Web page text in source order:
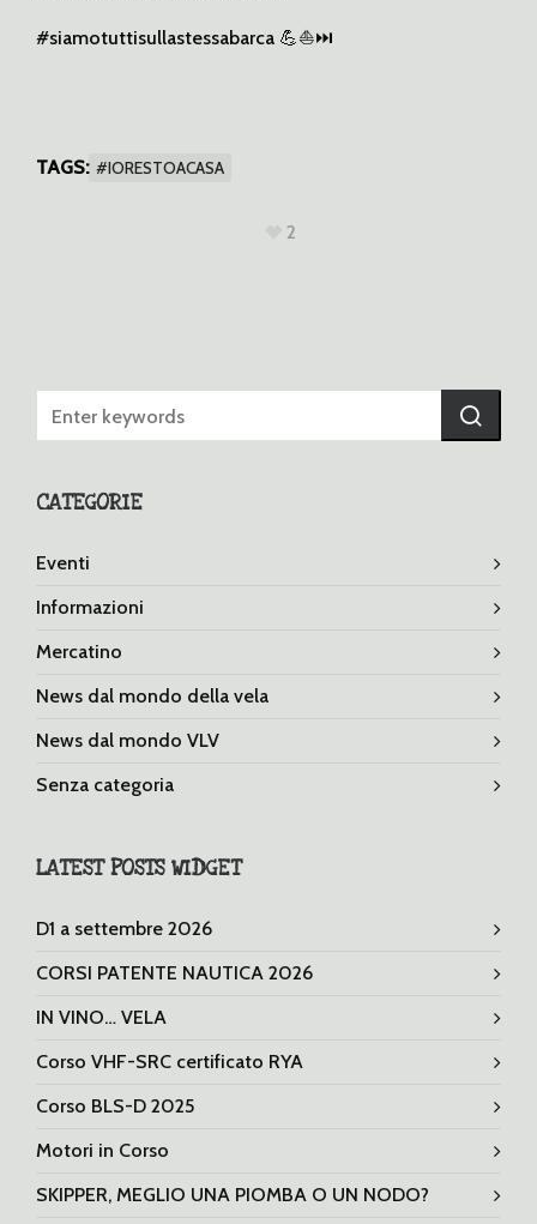
#siamotuttisullastessabarca 💪⛵️⏭
TAGS: #IORESTOACASA
2
CATEGORIE
Eventi
Informazioni
Mercatino
News dal mondo della vela
News dal mondo VLV
Senza categoria
LATEST POSTS WIDGET
D1 a settembre 2026
CORSI PATENTE NAUTICA 2026
IN VINO… VELA
Corso VHF-SRC certificato RYA
Corso BLS-D 2025
Motori in Corso
SKIPPER, MEGLIO UNA PIOMBA O UN NODO?